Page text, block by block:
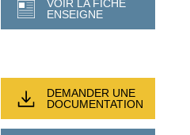
VOIR LA FICHE
ENSEIGNE
DEMANDER UNE
DOCUMENTATION